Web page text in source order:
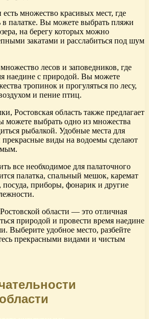
множество красивых мест, где
палатке. Вы можете выбрать пляжи
на берегу которых можно
закатами и расслабиться под шум
лесов и заповедников, где
наедине с природой. Вы можете
тропинок и прогуляться по лесу,
и пение птиц.
Ростовская область также предлагает
можете выбрать одно из множества
рыбалкой. Удобные места для
прекрасные виды на водоемы сделают
все необходимое для палаточного
палатка, спальный мешок, каремат
посуда, приборы, фонарик и другие
области — это отличная
природой и провести время наедине
Выберите удобное место, разбейте
прекрасными видами и чистым